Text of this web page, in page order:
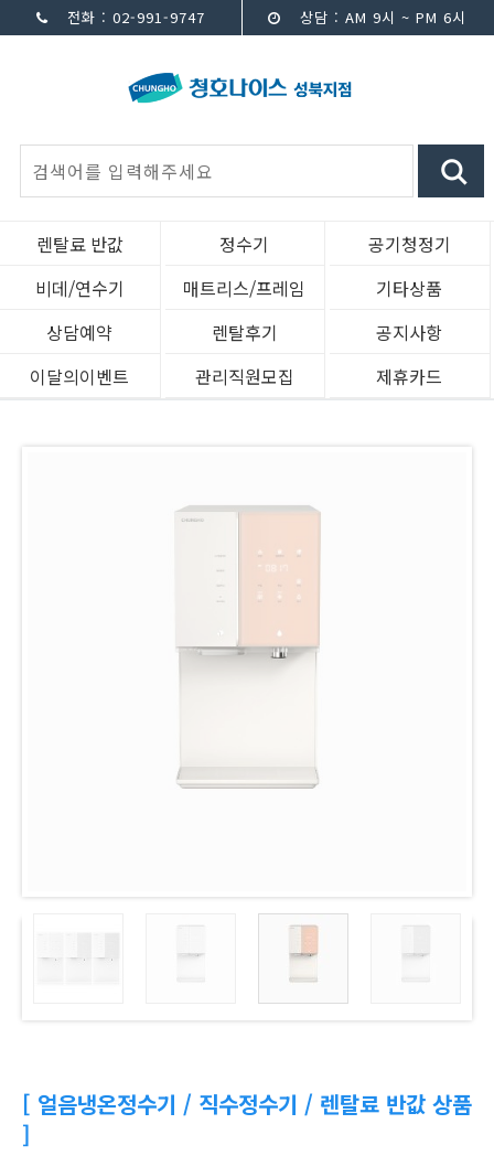
전화 : 02-991-9747 상담 : AM 9시 ~ PM 6시
렌탈료 반값 정수기
공기청정기
비데/연수기
매트리스/프레임
기타상품
상담예약
렌탈후기
공지사항
이달의이벤트
관리직원모집 제휴카드
[ 얼음냉온정수기 / 직수정수기 / 렌탈료 반값 상품
]